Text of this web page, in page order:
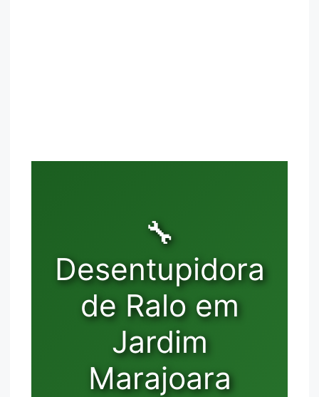
🔧
Desentupidora
de Ralo em
Jardim
Marajoara